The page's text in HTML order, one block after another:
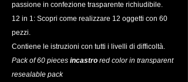
passione in confezione trasparente richiudibile.
12 in 1: Scopri come realizzare 12 oggetti con 60
pezzi.
Contiene le istruzioni con tutti i livelli di difficoltà.
Pack of 60 pieces incastro red color in transparent
resealable pack